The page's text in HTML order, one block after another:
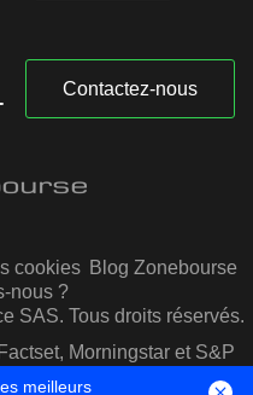
Contactez-nous
cookies Blog Zonebourse
nous ?
SAS. Tous droits réservés.
Morningstar et S&P
meilleurs